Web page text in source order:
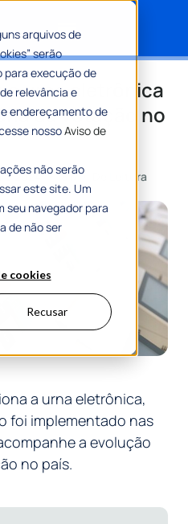
arquivos de
serão
para execução de
relevância e
endereçamento de
nossoAviso de
não serão
este site. Um
seu navegador para
de não ser
cookies
Recusar
a urna eletrônica
da votação no
2024 8 Min De Leitura
a urna eletrônica,
foi implementado nas
a evolução
no país.